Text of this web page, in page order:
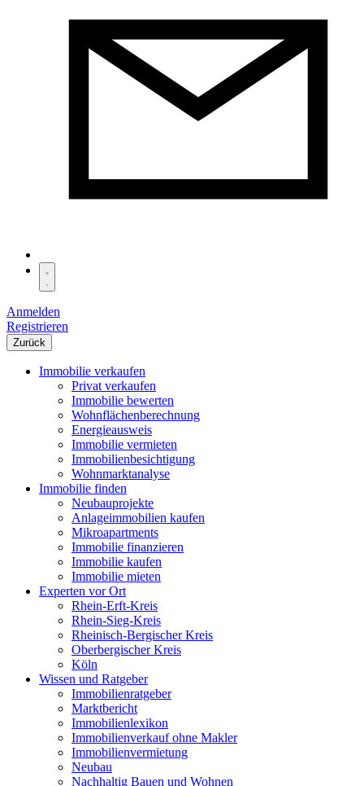
Anmelden
Registrieren
Zurück
Immobilie verkaufen
Privat verkaufen
Immobilie bewerten
Wohnflächenberechnung
Energieausweis
Immobilie vermieten
Immobilienbesichtigung
Wohnmarktanalyse
Immobilie finden
Neubauprojekte
Anlageimmobilien kaufen
Mikroapartments
Immobilie finanzieren
Immobilie kaufen
Immobilie mieten
Experten vor Ort
Rhein-Erft-Kreis
Rhein-Sieg-Kreis
Rheinisch-Bergischer Kreis
Oberbergischer Kreis
Köln
Wissen und Ratgeber
Immobilienratgeber
Marktbericht
Immobilienlexikon
Immobilienverkauf ohne Makler
Immobilienvermietung
Neubau
Nachhaltig Bauen und Wohnen